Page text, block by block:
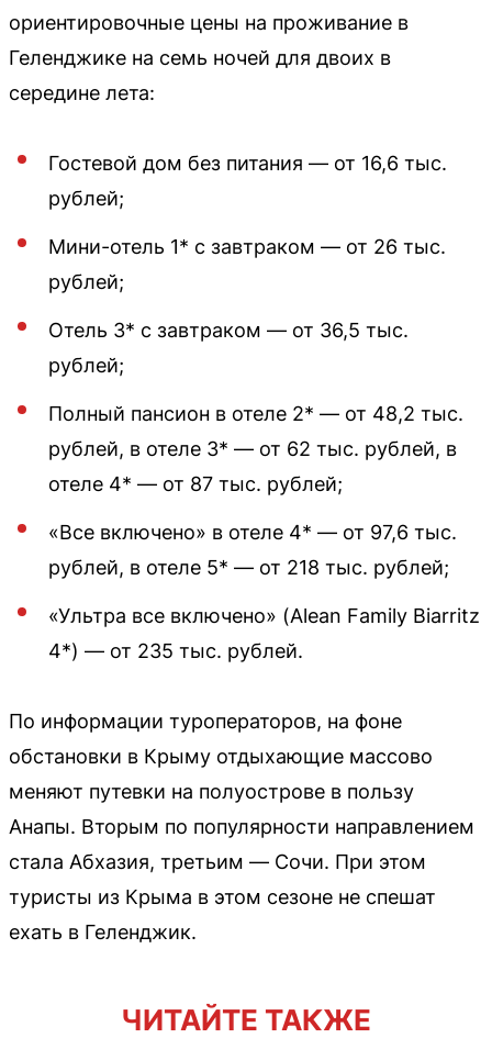
ориентировочные цены на проживание в
Геленджике на семь ночей для двоих в
середине лета:
Гостевой дом без питания — от 16,6 тыс.
рублей;
Мини-отель 1* с завтраком — от 26 тыс.
рублей;
Отель 3* с завтраком — от 36,5 тыс.
рублей;
Полный пансион в отеле 2* — от 48,2 тыс.
рублей, в отеле 3* — от 62 тыс. рублей, в
отеле 4* — от 87 тыс. рублей;
«Все включено» в отеле 4* — от 97,6 тыс.
рублей, в отеле 5* — от 218 тыс. рублей;
«Ультра все включено» (Alean Family Biarritz
4*) — от 235 тыс. рублей.
По информации туроператоров, на фоне
обстановки в Крыму отдыхающие массово
меняют путевки на полуострове в пользу
Анапы. Вторым по популярности направлением
стала Абхазия, третьим — Сочи. При этом
туристы из Крыма в этом сезоне не спешат
ехать в Геленджик.
ЧИТАЙТЕ ТАКЖЕ